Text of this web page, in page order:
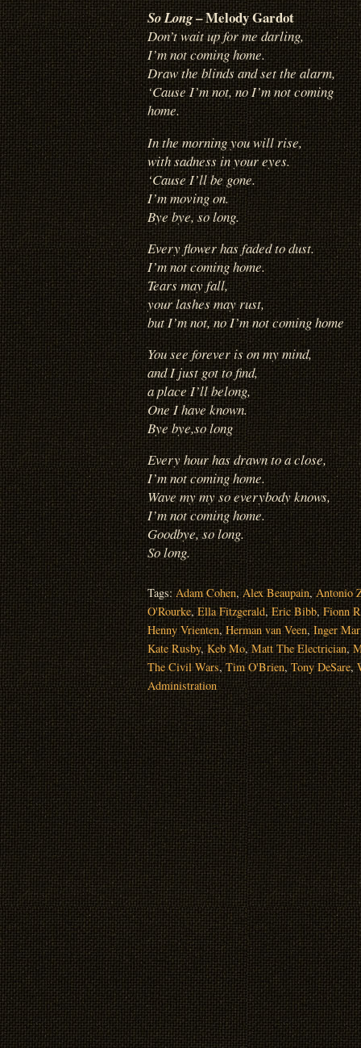
So Long– Melody Gardot
Don’t wait up for me darling,
I’m not coming home.
Draw the blinds and set the alarm,
‘Cause I’m not, no I’m not coming
home.
In the morning you will rise,
with sadness in your eyes.
‘Cause I’ll be gone.
I’m moving on.
Bye bye, so long.
Every flower has faded to dust.
I’m not coming home.
Tears may fall,
your lashes may rust,
but I’m not, no I’m not coming home
You see forever is on my mind,
and I just got to find,
a place I’ll belong,
One I have known.
Bye bye,so long
Every hour has drawn to a close,
I’m not coming home.
Wave my my so everybody knows,
I’m not coming home.
Goodbye, so long.
So long.
Tags:Adam Cohen,Alex Beaupain,Antonio
O'Rourke,Ella Fitzgerald,Eric Bibb, Fionn
Henny Vrienten,Herman van Veen,Inger
Kate Rusby,Keb Mo,Matt The Electrician,
The Civil Wars,Tim O'Brien,Tony DeSare,
Administration